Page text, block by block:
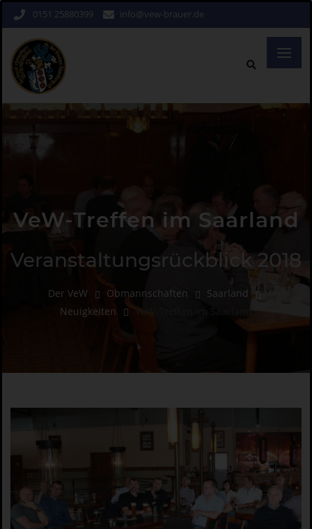
0151 25880399 info@vew-brauer.de
VeW-Treffen im Saarland
Veranstaltungsrückblick 2018
Der VeW Obmannschaften
Saarland
Neuigkeiten
VeW-Treffen im Saarland